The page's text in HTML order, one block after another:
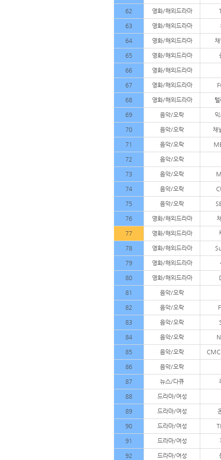
62 영화/해외드라마
63 영화/해외드라마
64 영화/해외드라마
65 영화/해외드라마
66 영화/해외드라마
67 영화/해외드라마
68 영화/해외드라마
69 음악/오락
70 음악/오락 채
71 음악/오락
72 음악/오락
73 음악/오락
74 음악/오락
75 음악/오락
76 영화/해외드라마
77 영화/해외드라마
78 영화/해외드라마
79 영화/해외드라마
80 영화/해외드라마
81 음악/오락
82 음악/오락
83 음악/오락
84 음악/오락
85 음악/오락 CMC
86 음악/오락
87 뉴스/다큐
88 드라마/여성
89 드라마/여성
90 드라마/여성
91 드라마/여성
92 드라마/여성